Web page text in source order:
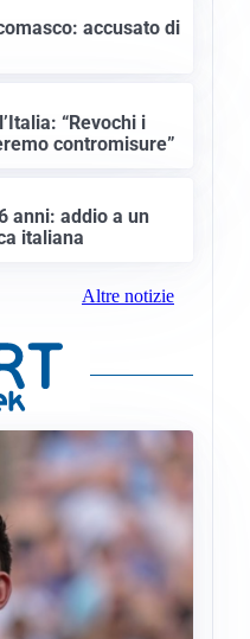
accusato di
“Revochi i
contromisure”
anni: addio a un
italiana
Altre notizie